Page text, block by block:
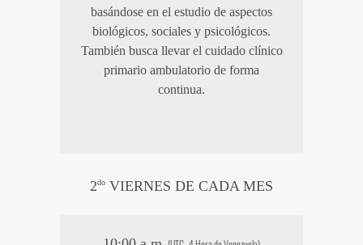
basándose en el estudio de aspectos
biológicos, sociales y psicológicos.
También busca llevar el cuidado clínico
primario ambulatorio de forma
continua.
2do VIERNES DE CADA MES